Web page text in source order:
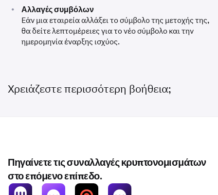
•
Αλλαγές συμβόλων
Εάν μια εταιρεία αλλάξει το σύμβολο της μετοχής της,
θα δείτε λεπτομέρειες για το νέο σύμβολο και την
ημερομηνία έναρξης ισχύος.
Χρειάζεστε περισσότερη βοήθεια;
Πηγαίνετε τις συναλλαγές κρυπτονομισμάτων
στο επόμενο επίπεδο.